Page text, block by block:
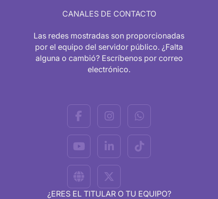
CANALES DE CONTACTO
Las redes mostradas son proporcionadas
por el equipo del servidor público. ¿Falta
alguna o cambió? Escríbenos por correo
electrónico.
¿ERES EL TITULAR O TU EQUIPO?